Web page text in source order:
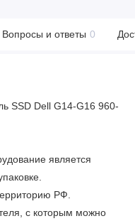
Вопросы и ответы 0
SSD Dell G14-G16 960-
является
РФ.
с которым можно